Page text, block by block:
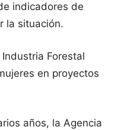
indicadores de
la situación.
Forestal
en proyectos
años, la Agencia